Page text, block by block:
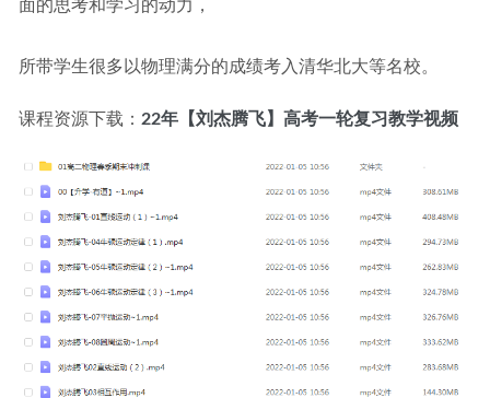
面的思考和学习的动力，
所带学生很多以物理满分的成绩考入清华北大等名校。
课程资源下载： 22年【刘杰腾飞】高考一轮复习教学视频